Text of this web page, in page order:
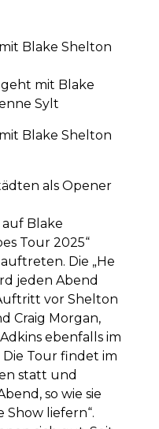
Blake Shelton
mit Blake
Sylt
Blake Shelton
als Opener
Blake
Tour 2025“
Die „He
jeden Abend
vor Shelton
Craig Morgan,
ebenfalls im
Tour findet im
statt und
so wie sie
Show liefern“.